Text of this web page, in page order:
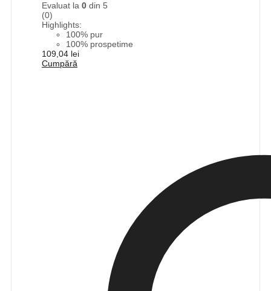
Evaluat la 0 din 5
(0)
Highlights:
100% pur
100% prospetime
109,04 lei
Cumpără